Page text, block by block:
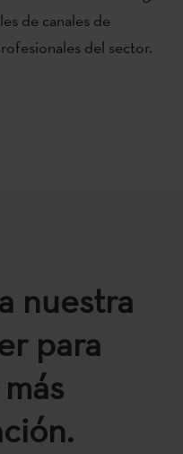
de canales de
del sector.
nuestra
para